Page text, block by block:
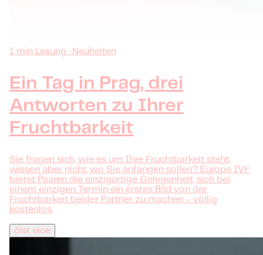
1 min Lesung · Neuheiten
Ein Tag in Prag, drei
Antworten zu Ihrer
Fruchtbarkeit
Sie fragen sich, wie es um Ihre Fruchtbarkeit steht,
wissen aber nicht, wo Sie anfangen sollen? Europe IVF
bietet Paaren die einzigartige Gelegenheit, sich bei
einem einzigen Termin ein erstes Bild von der
Fruchtbarkeit beider Partner zu machen – völlig
kostenlos.
číst více